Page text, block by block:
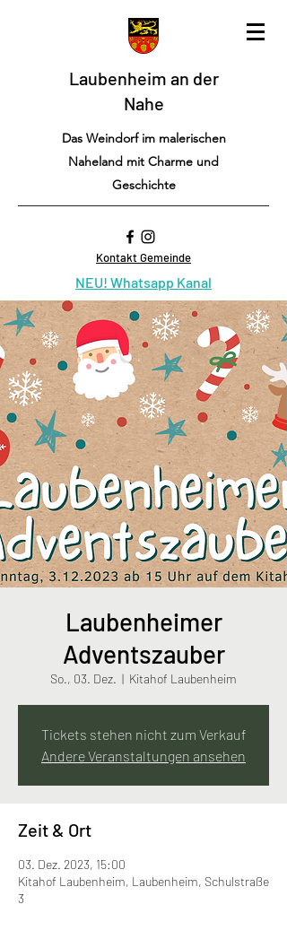
Laubenheim an der
Nahe
Das Weindorf im malerischen
Naheland mit Charme und
Geschichte
Kontakt Gemeinde
NEU! Whatsapp Kanal
Laubenheimer
Adventszauber
So., 03. Dez.
  |
Kitahof Laubenheim
Tickets stehen nicht zum Verkauf
Andere Veranstaltungen ansehen
Zeit & Ort
03. Dez. 2023, 15:00
Kitahof Laubenheim, Laubenheim, Schulstraße
3